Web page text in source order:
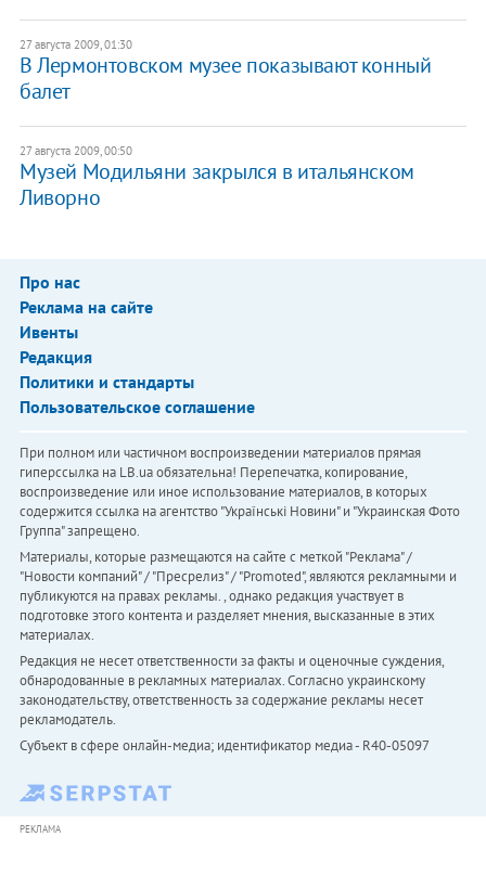
27 августа 2009, 01:30
В Лермонтовском музее показывают конный
балет
27 августа 2009, 00:50
Музей Модильяни закрылся в итальянском
Ливорно
Про нас
Реклама на сайте
Ивенты
Редакция
Политики и стандарты
Пользовательское соглашение
При полном или частичном воспроизведении материалов прямая
гиперссылка на LB.ua обязательна! Перепечатка, копирование,
воспроизведение или иное использование материалов, в которых
содержится ссылка на агентство "Українськi Новини" и "Украинская Фото
Группа" запрещено.
Материалы, которые размещаются на сайте с меткой "Реклама" /
"Новости компаний" / "Пресрелиз" / "Promoted", являются рекламными и
публикуются на правах рекламы. , однако редакция участвует в
подготовке этого контента и разделяет мнения, высказанные в этих
материалах.
Редакция не несет ответственности за факты и оценочные суждения,
обнародованные в рекламных материалах. Согласно украинскому
законодательству, ответственность за содержание рекламы несет
рекламодатель.
Субъект в сфере онлайн-медиа; идентификатор медиа - R40-05097
РЕКЛАМА